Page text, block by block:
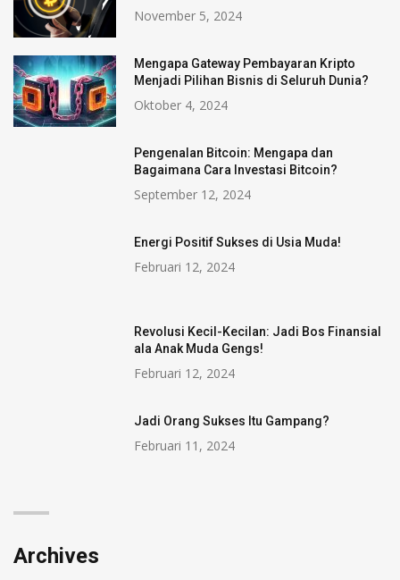
November 5, 2024
Mengapa Gateway Pembayaran Kripto
Menjadi Pilihan Bisnis di Seluruh Dunia?
Oktober 4, 2024
Pengenalan Bitcoin: Mengapa dan
Bagaimana Cara Investasi Bitcoin?
September 12, 2024
Energi Positif Sukses di Usia Muda!
Februari 12, 2024
Revolusi Kecil-Kecilan: Jadi Bos Finansial
ala Anak Muda Gengs!
Februari 12, 2024
Jadi Orang Sukses Itu Gampang?
Februari 11, 2024
Archives